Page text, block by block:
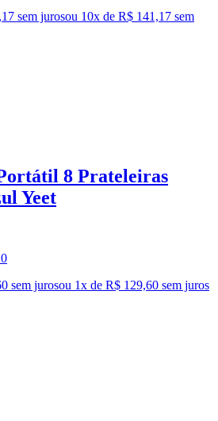
sem jurosou 10x de R$ 141,17 sem
8 Prateleiras
Yeet
sem jurosou 1x de R$ 129,60 sem juros